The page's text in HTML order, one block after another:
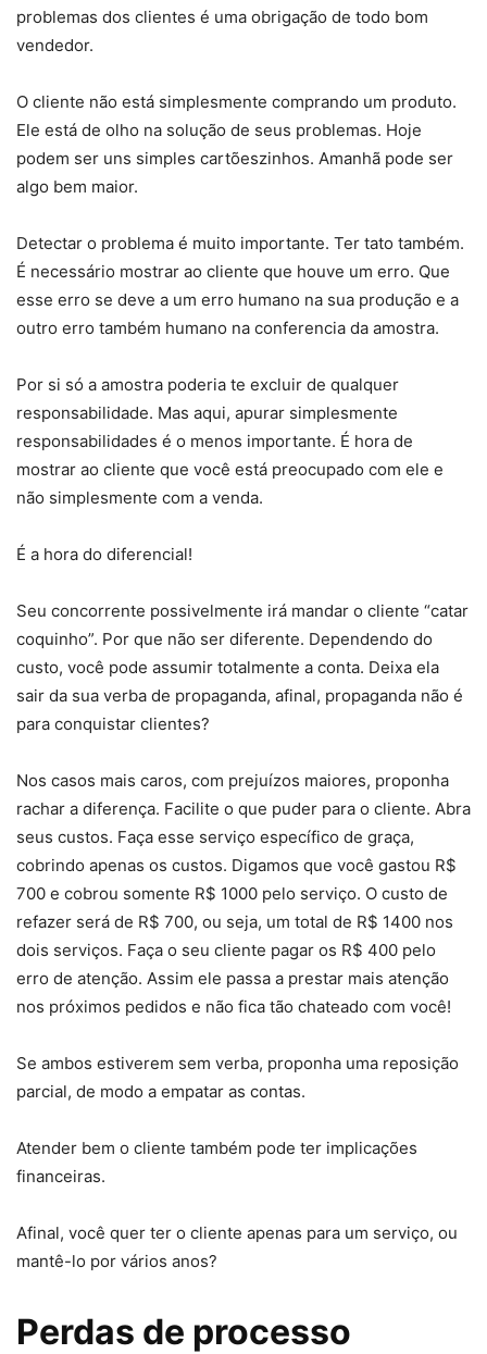
problemas dos clientes é uma obrigação de todo bom
vendedor.
O cliente não está simplesmente comprando um produto.
Ele está de olho na solução de seus problemas. Hoje
podem ser uns simples cartõeszinhos. Amanhã pode ser
algo bem maior.
Detectar o problema é muito importante. Ter tato também.
É necessário mostrar ao cliente que houve um erro. Que
esse erro se deve a um erro humano na sua produção e a
outro erro também humano na conferencia da amostra.
Por si só a amostra poderia te excluir de qualquer
responsabilidade. Mas aqui, apurar simplesmente
responsabilidades é o menos importante. É hora de
mostrar ao cliente que você está preocupado com ele e
não simplesmente com a venda.
É a hora do diferencial!
Seu concorrente possivelmente irá mandar o cliente “catar
coquinho”. Por que não ser diferente. Dependendo do
custo, você pode assumir totalmente a conta. Deixa ela
sair da sua verba de propaganda, afinal, propaganda não é
para conquistar clientes?
Nos casos mais caros, com prejuízos maiores, proponha
rachar a diferença. Facilite o que puder para o cliente. Abra
seus custos. Faça esse serviço específico de graça,
cobrindo apenas os custos. Digamos que você gastou R$
700 e cobrou somente R$ 1000 pelo serviço. O custo de
refazer será de R$ 700, ou seja, um total de R$ 1400 nos
dois serviços. Faça o seu cliente pagar os R$ 400 pelo
erro de atenção. Assim ele passa a prestar mais atenção
nos próximos pedidos e não fica tão chateado com você!
Se ambos estiverem sem verba, proponha uma reposição
parcial, de modo a empatar as contas.
Atender bem o cliente também pode ter implicações
financeiras.
Afinal, você quer ter o cliente apenas para um serviço, ou
mantê-lo por vários anos?
Perdas de processo